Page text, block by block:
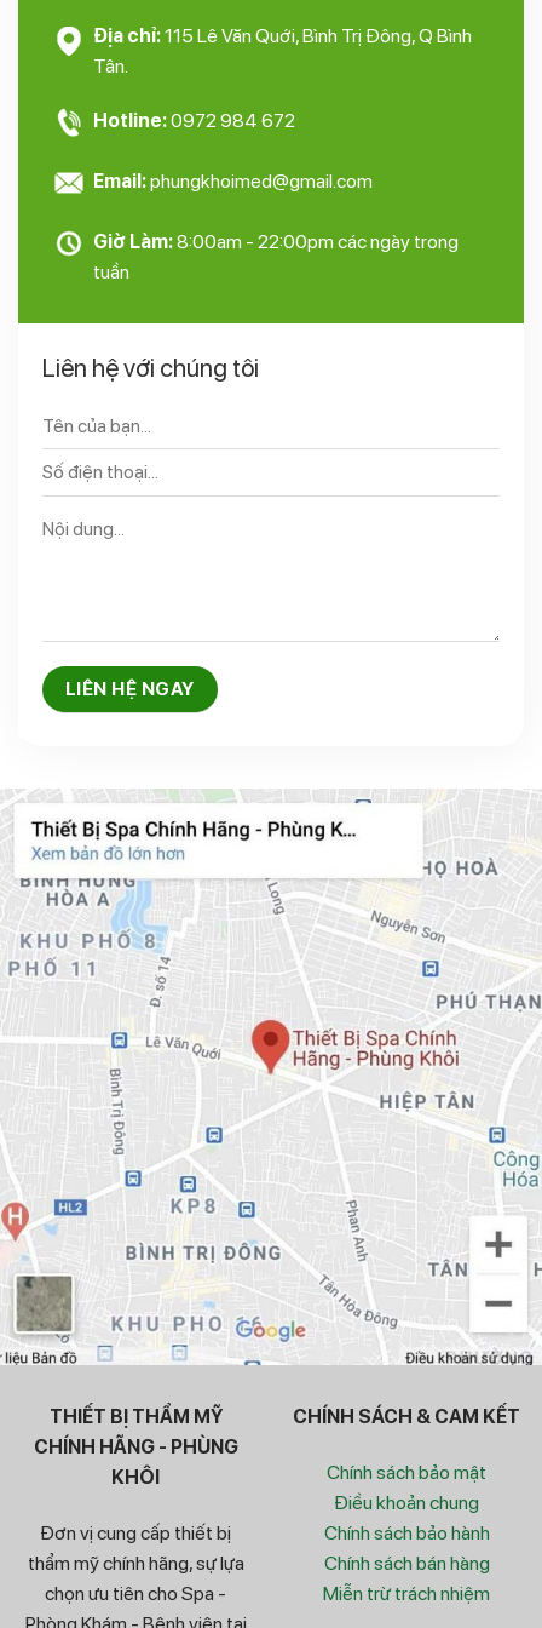
Địa chỉ:115 Lê Văn Quới, Bình Trị Đông, Q Bình
Tân.
Hotline:0972 984 672
Email:phungkhoimed@gmail.com
Giờ Làm:8:00am - 22:00pm các ngày trong
tuần
Liên hệ với chúng tôi
THIẾT BỊ THẨM MỸ
CHÍNH HÃNG - PHÙNG
KHÔI
Đơn vị cung cấp thiết bị
thẩm mỹ chính hãng, sự lựa
chọn ưu tiên cho Spa -
CHÍNH SÁCH & CAM KẾT
Chính sách bảo mật
Điều khoản chung
Chính sách bảo hành
Chính sách bán hàng
Miễn trừ trách nhiệm